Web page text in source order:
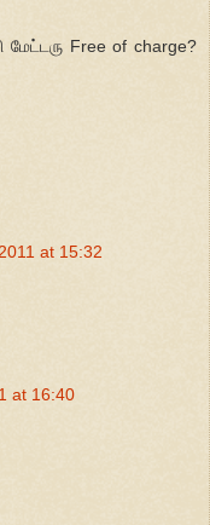
Free of charge?
at 15:32
at 16:40